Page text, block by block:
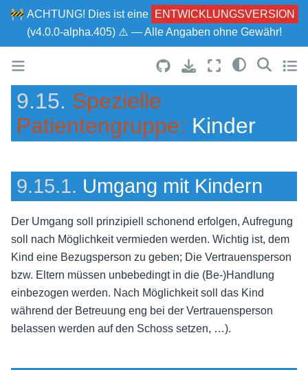
🚧 ACHTUNG! Dies ist eine
ENTWICKLUNGSVERSION
(v4.0.0-alpha.405) ⚠ — Alle Angaben ohne Gewähr!
9.15. Spezielle
Patientengruppe: Kinder
9.15.1. Umgang mit Kindern
Der Umgang soll prinzipiell schonend erfolgen, Aufregung
soll nach Möglichkeit vermieden werden. Wichtig ist, dem
Kind eine Bezugsperson zu geben; Die Vertrauensperson
bzw. Eltern müssen unbebedingt in die (Be-)Handlung
einbezogen werden. Nach Möglichkeit soll das Kind
während der Betreuung eng bei der Vertrauensperson
belassen werden auf den Schoss setzen, …).